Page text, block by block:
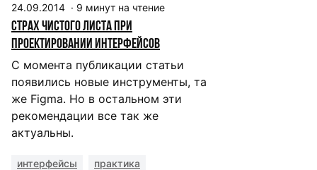
24.09.2014 · 9 минут на чтение
Страх чистого листа при
проектировании интерфейсов
С момента публикации статьи
появились новые инструменты, та
же Figma. Но в остальном эти
рекомендации все так же
актуальны.
интерфейсы практика